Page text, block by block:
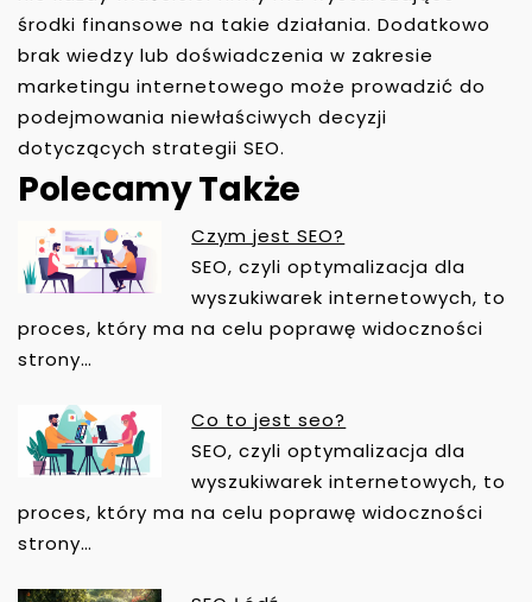
środki finansowe na takie działania. Dodatkowo
brak wiedzy lub doświadczenia w zakresie
marketingu internetowego może prowadzić do
podejmowania niewłaściwych decyzji
dotyczących strategii SEO.
Polecamy Także
Czym jest SEO?
SEO, czyli optymalizacja dla
wyszukiwarek internetowych, to
proces, który ma na celu poprawę widoczności
strony…
Co to jest seo?
SEO, czyli optymalizacja dla
wyszukiwarek internetowych, to
proces, który ma na celu poprawę widoczności
strony…
N
A
W
I
C
J
W
P
I